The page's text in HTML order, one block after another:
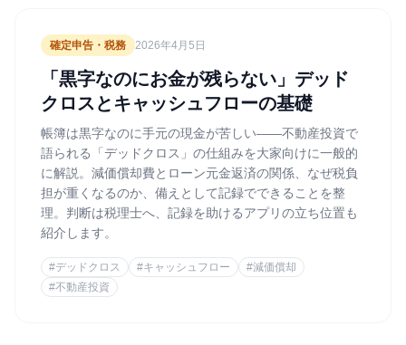
確定申告・税務 2026年4月5日
「黒字なのにお金が残らない」デッド
クロスとキャッシュフローの基礎
帳簿は黒字なのに手元の現金が苦しい——不動産投資で
語られる「デッドクロス」の仕組みを大家向けに一般的
に解説。減価償却費とローン元金返済の関係、なぜ税負
担が重くなるのか、備えとして記録でできることを整
理。判断は税理士へ、記録を助けるアプリの立ち位置も
紹介します。
#デッドクロス #キャッシュフロー #減価償却
#不動産投資